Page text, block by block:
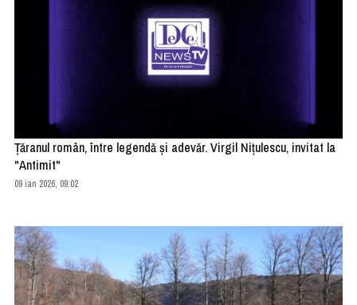
Țăranul român, între legendă și adevăr. Virgil Nițulescu, invitat la
"Antimit"
09 ian 2026, 09:02